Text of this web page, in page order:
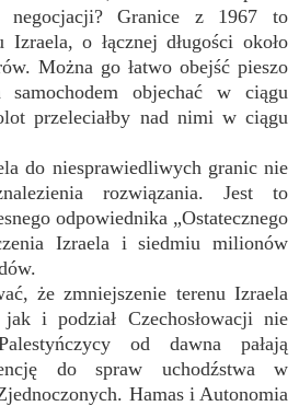
negocjacji? Granice z 1967 to
o łącznej długości około
Można go łatwo obejść pieszo
objechać w ciągu
przeleciałby nad nimi w ciągu
do niesprawiedliwych granic nie
rozwiązania. Jest to
odpowiednika „Ostatecznego
Izraela i siedmiu milionów
że zmniejszenie terenu Izraela
i podział Czechosłowacji nie
od dawna pałają
do spraw uchodźstwa w
Hamas i Autonomia